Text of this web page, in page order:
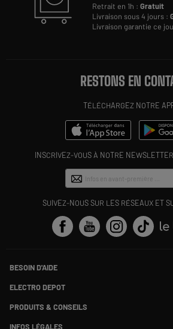
Retrait en 1h :Gratuit
Livraison sous 4 jours :
Livraison garantie ce
RESTONS EN
TÉLÉCHARGEZ NOTRE
INSCRIVEZ-VOUS À NOTRE
SUIVEZ-NOUS SUR LES RÉSEAUX ET
BESOIN D'AIDE
Contactez-nous
Suivre ma commande
Modifier ou annuler ma commande
SAV
Payer en plusieurs fois
ELECTRO DEPOT
Rejoignez-nous !
PRODUITS & CONSEILS
Nos marques
INFOS LÉGALES